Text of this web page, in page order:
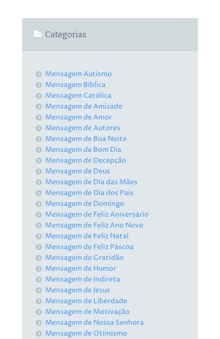
Categorias
Mensagem Autismo
Mensagem Bíblica
Mensagem Católica
Mensagem de Amizade
Mensagem de Amor
Mensagem de Autores
Mensagem de Boa Noite
Mensagem de Bom Dia
Mensagem de Decepção
Mensagem de Deus
Mensagem de Dia das Mães
Mensagem de Dia dos Pais
Mensagem de Domingo
Mensagem de Feliz Aniversário
Mensagem de Feliz Ano Novo
Mensagem de Feliz Natal
Mensagem de Feliz Páscoa
Mensagem de Gratidão
Mensagem de Humor
Mensagem de Indireta
Mensagem de Jesus
Mensagem de Liberdade
Mensagem de Motivação
Mensagem de Nossa Senhora
Mensagem de Otimismo